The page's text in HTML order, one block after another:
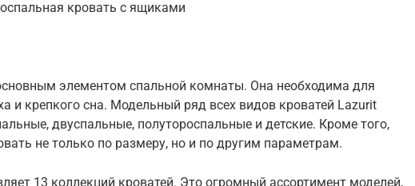
кровать с ящиками
элементом спальной комнаты. Она необходима для
и крепкого сна. Модельный ряд всех видов кроватей Lazurit
двуспальные, полутороспальные и детские. Кроме того,
не только по размеру, но и по другим параметрам.
13 коллекций кроватей. Это огромный ассортимент моделей,